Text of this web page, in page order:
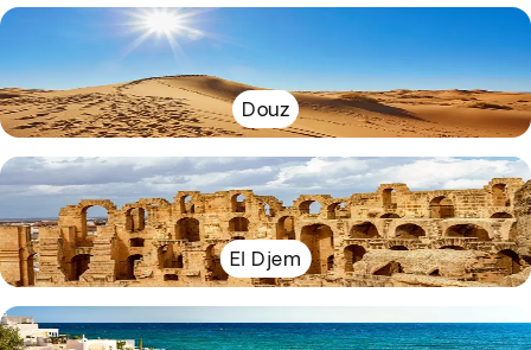
Douz
El Djem